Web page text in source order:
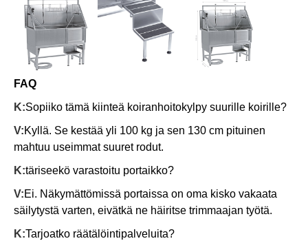
FAQ
K:Sopiiko tämä kiinteä koiranhoitokylpy suurille koirille?
V:Kyllä. Se kestää yli 100 kg ja sen 130 cm pituinen
mahtuu useimmat suuret rodut.
K:täriseekö varastoitu portaikko?
V:Ei. Näkymättömissä portaissa on oma kisko vakaata
säilytystä varten, eivätkä ne häiritse trimmaajan työtä.
K:Tarjoatko räätälöintipalveluita?